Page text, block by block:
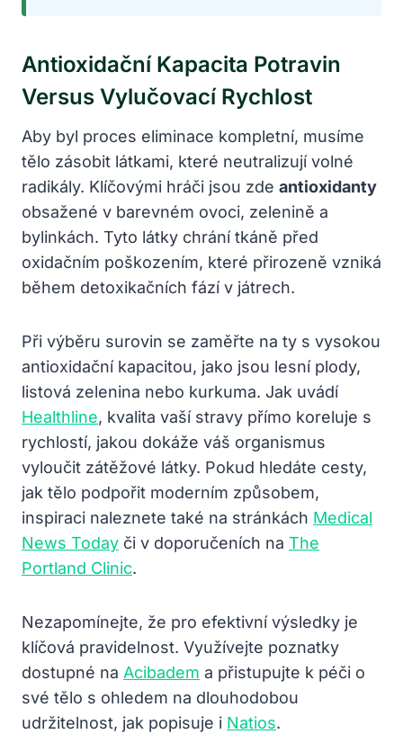
Antioxidační Kapacita Potravin
Versus Vylučovací Rychlost
Aby byl proces eliminace kompletní, musíme
tělo zásobit látkami, které neutralizují volné
radikály. Klíčovými hráči jsou zde antioxidanty
obsažené v barevném ovoci, zelenině a
bylinkách. Tyto látky chrání tkáně před
oxidačním poškozením, které přirozeně vzniká
během detoxikačních fází v játrech.
Při výběru surovin se zaměřte na ty s vysokou
antioxidační kapacitou, jako jsou lesní plody,
listová zelenina nebo kurkuma. Jak uvádí
Healthline, kvalita vaší stravy přímo koreluje s
rychlostí, jakou dokáže váš organismus
vyloučit zátěžové látky. Pokud hledáte cesty,
jak tělo podpořit moderním způsobem,
inspiraci naleznete také na stránkách Medical
News Today či v doporučeních na The
Portland Clinic.
Nezapomínejte, že pro efektivní výsledky je
klíčová pravidelnost. Využívejte poznatky
dostupné na Acibadem a přistupujte k péči o
své tělo s ohledem na dlouhodobou
udržitelnost, jak popisuje i Natios.